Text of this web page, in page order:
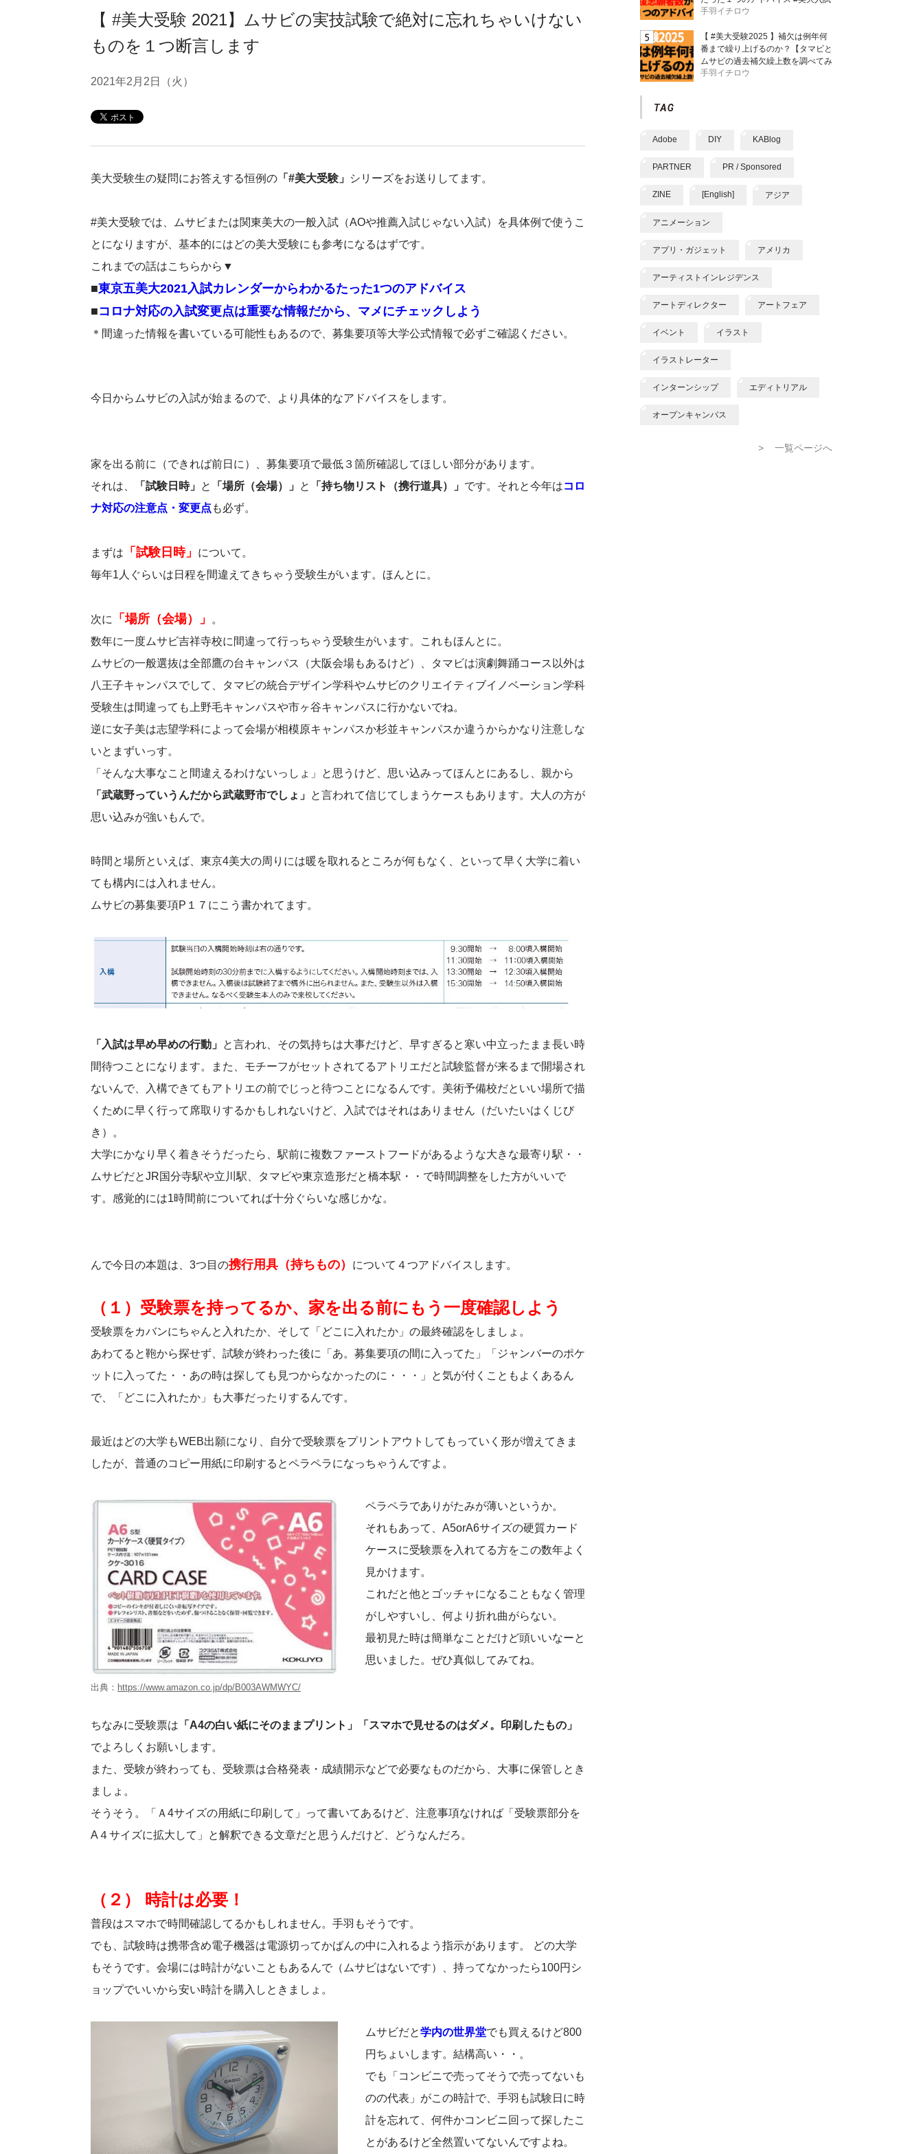
【 #美大受験 2021】ムサビの実技試験で絶対に忘れちゃいけない
ものを１つ断言します
2021年2月2日（火）
美大受験生の疑問にお答えする恒例の 「#美大受験」 シリーズをお送りしてます。
#美大受験では、ムサビまたは関東美大の一般入試（AOや推薦入試じゃない入試）を具体例で使うこ
とになりますが、基本的にはどの美大受験にも参考になるはずです。
これまでの話はこちらから▼
■東京五美大2021入試カレンダーからわかるたった1つのアドバイス
■コロナ対応の入試変更点は重要な情報だから、マメにチェックしよう
＊間違った情報を書いている可能性もあるので、募集要項等大学公式情報で必ずご確認ください。
今日からムサビの入試が始まるので、より具体的なアドバイスをします。
家を出る前に（できれば前日に）、募集要項で最低３箇所確認してほしい部分があります。
それは、
「試験日時」 と 「場所（会場）」 と 「持ち物リスト（携行道具）」 です。それと今年はコロ
ナ対応の注意点・変更点 も必ず。
まずは 「試験日時」
について。
毎年1人ぐらいは日程を間違えてきちゃう受験生がいます。ほんとに。
次に 「場所（会場）」
。
数年に一度ムサビ吉祥寺校に間違って行っちゃう受験生がいます。これもほんとに。
ムサビの一般選抜は全部鷹の台キャンパス（大阪会場もあるけど）、タマビは演劇舞踊コース以外は
八王子キャンパスでして、タマビの統合デザイン学科やムサビのクリエイティブイノベーション学科
受験生は間違っても上野毛キャンパスや市ヶ谷キャンパスに行かないでね。
逆に女子美は志望学科によって会場が相模原キャンパスか杉並キャンパスか違うからかなり注意しな
いとまずいっす。
「そんな大事なこと間違えるわけないっしょ」と思うけど、思い込みってほんとにあるし、親から
「武蔵野っていうんだから武蔵野市でしょ」 と言われて信じてしまうケースもあります。大人の方が
思い込みが強いもんで。
時間と場所といえば、東京4美大の周りには暖を取れるところが何もなく、といって早く大学に着い
ても構内には入れません。
ムサビの募集要項P１７にこう書かれてます。
「入試は早め早めの行動」 と言われ、その気持ちは大事だけど、早すぎると寒い中立ったまま長い時
間待つことになります。また、モチーフがセットされてるアトリエだと試験監督が来るまで開場され
ないんで、入構できてもアトリエの前でじっと待つことになるんです。美術予備校だといい場所で描
くために早く行って席取りするかもしれないけど、入試ではそれはありません（だいたいはくじび
き）。
大学にかなり早く着きそうだったら、駅前に複数ファーストフードがあるような大きな最寄り駅・・
ムサビだとJR国分寺駅や立川駅、タマビや東京造形だと橋本駅・・で時間調整をした方がいいで
す。感覚的には1時間前についてれば十分ぐらいな感じかな。
んで今日の本題は、3つ目の携行用具（持ちもの） について４つアドバイスします。
（１）受験票を持ってるか、家を出る前にもう一度確認しよう
受験票をカバンにちゃんと入れたか、そして「どこに入れたか」の最終確認をしましょ。
あわてると鞄から探せず、試験が終わった後に「あ。募集要項の間に入ってた」「ジャンバーのポケ
ットに入ってた・・あの時は探しても見つからなかったのに・・・」と気が付くこともよくあるん
で、「どこに入れたか」も大事だったりするんです。
最近はどの大学もWEB出願になり、自分で受験票をプリントアウトしてもっていく形が増えてきま
したが、普通のコピー用紙に印刷するとペラペラになっちゃうんですよ。
出典： https://www.amazon.co.jp/dp/B003AWMWYC/
ペラペラでありがたみが薄いというか。
それもあって、A5orA6サイズの硬質カード
ケースに受験票を入れてる方をこの数年よく
見かけます。
これだと他とゴッチャになることもなく管理
がしやすいし、何より折れ曲がらない。
最初見た時は簡単なことだけど頭いいなーと
思いました。ぜひ真似してみてね。
ちなみに受験票は 「A4の白い紙にそのままプリント」「スマホで見せるのはダメ。印刷したもの」
でよろしくお願いします。
また、受験が終わっても、受験票は合格発表・成績開示などで必要なものだから、大事に保管しとき
ましょ。
そうそう。「Ａ4サイズの用紙に印刷して」って書いてあるけど、注意事項なければ「受験票部分を
A４サイズに拡大して」と解釈できる文章だと思うんだけど、どうなんだろ。
（２） 時計は必要！
普段はスマホで時間確認してるかもしれません。手羽もそうです。
でも、試験時は携帯含め電子機器は電源切ってかばんの中に入れるよう指示があります。 どの大学
もそうです。会場には時計がないこともあるんで（ムサビはないです）、持ってなかったら100円シ
ョップでいいから安い時計を購入しときましょ。
ムサビだと学内の世界堂でも買えるけど800
円ちょいします。結構高い・・。
でも「コンビニで売ってそうで売ってないも
のの代表」がこの時計で、手羽も試験日に時
計を忘れて、何件かコンビニ回って探したこ
とがあるけど全然置いてないんですよね。
手羽イチロウ
【 #美大受験2025 】補欠は例年何
番まで繰り上げるのか？【タマビと
ムサビの過去補欠繰上数を調べてみ
た】
手羽イチロウ
Adobe DIY KABlog
PARTNER PR / Sponsored
ZINE [English] アジア
アニメーション
アプリ・ガジェット アメリカ
アーティストインレジデンス
アートディレクター アートフェア
イベント イラスト
イラストレーター
インターンシップ エディトリアル
オープンキャンパス
> 一覧ページへ